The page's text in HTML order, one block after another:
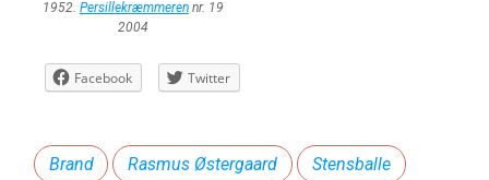
1952. Persillekræmmerennr. 19
2004
Facebook Twitter
Brand Rasmus Østergaard Stensballe